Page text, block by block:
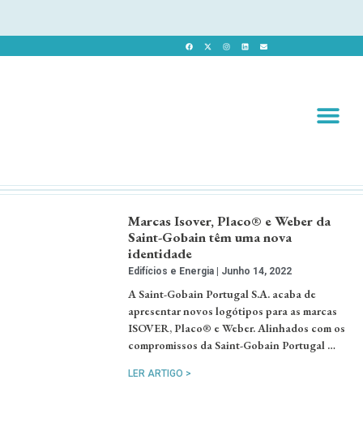
Marcas Isover, Placo® e Weber da
Saint-Gobain têm uma nova
identidade
Edifícios e Energia Junho 14, 2022
A Saint-Gobain Portugal S.A. acaba de
apresentar novos logótipos para as marcas
ISOVER, Placo® e Weber. Alinhados com os
compromissos da Saint-Gobain Portugal …
LER ARTIGO >